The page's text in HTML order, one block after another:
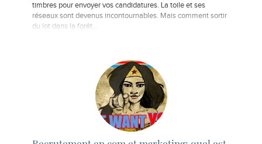
timbres pour envoyer vos candidatures. La toile et ses
réseaux sont devenus incontournables. Mais comment sortir
du lot dans la forêt…